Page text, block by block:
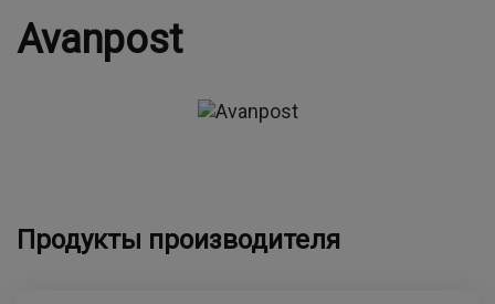
Avanpost
Продукты производителя